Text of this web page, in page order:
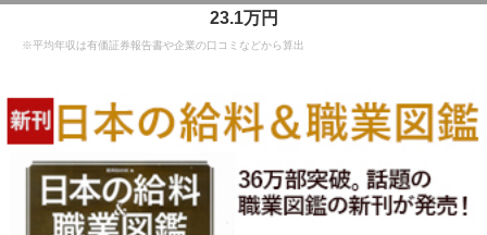
23.1万円
※平均年収は有価証券報告書や企業の口コミなどから算出